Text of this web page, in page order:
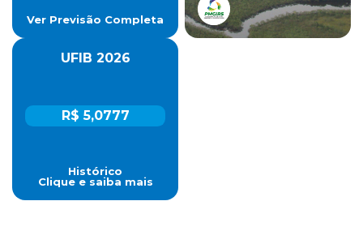
Ver Previsão Completa
UFIB 2026
R$ 5,0777
Histórico
Clique e saiba mais